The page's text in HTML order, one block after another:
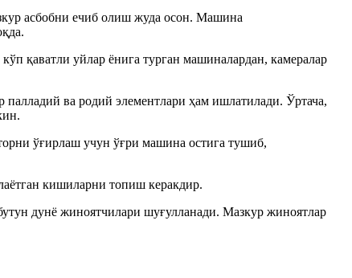
асбобни ечиб олиш жуда осон. Машина
қаватли уйлар ёнига турган машиналардан, камералар
ва родий элементлари ҳам ишлатилади. Ўртача,
ўғирлаш учун ўғри машина остига тушиб,
кишиларни топиш керакдир.
дунё жиноятчилари шуғулланади. Мазкур жиноятлар